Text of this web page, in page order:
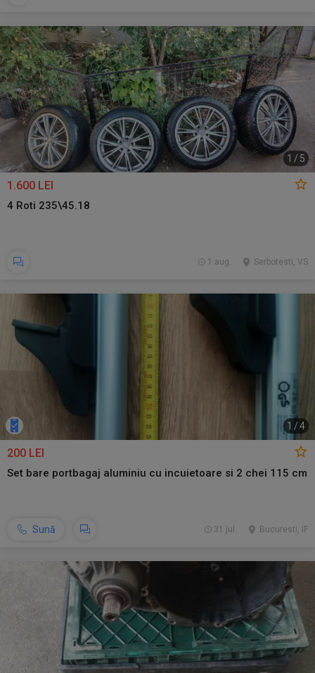
1 / 5
1.600 LEI
4 Roti 235\45.18
Serbotesti, VS
1 aug.
1 /4
200 LEI
Set bare portbagaj aluminiu cu incuietoare si 2 chei 115 cm
Sună Bucuresti, IF
31 jul.